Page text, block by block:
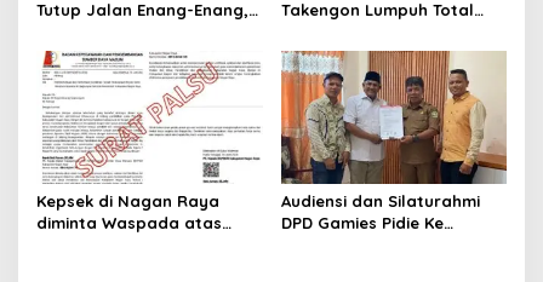
Tutup Jalan Enang-Enang,
Mualem-Dek Fadh: “Jangan
Lukai Hati Rakyat Gayo”
Takengon Lumpuh Total
Deras Guyur Gayo Lues
Kepsek di Nagan Raya
diminta Waspada atas
Audiensi dan Silaturahmi
DPD Gamies Pidie Ke